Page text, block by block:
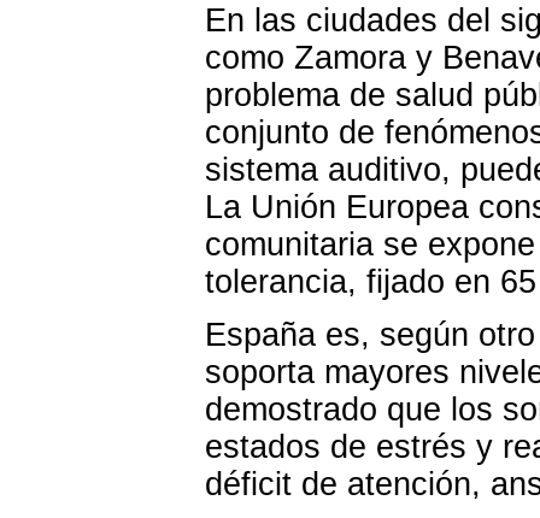
En las ciudades del
como Zamora y
problema de salud
conjunto de
sistema auditivo,
La Unión Europea
comunitaria se
tolerancia, fijado en
España es, según
soporta mayores
demostrado que los
estados de estrés y
déficit de atención,